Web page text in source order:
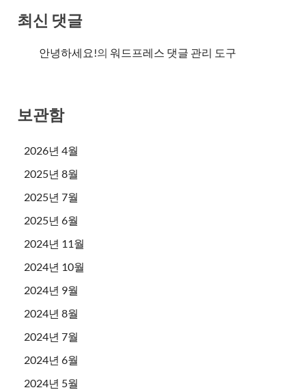
최신 댓글
안녕하세요!의 워드프레스 댓글 관리 도구
보관함
2026년 4월
2025년 8월
2025년 7월
2025년 6월
2024년 11월
2024년 10월
2024년 9월
2024년 8월
2024년 7월
2024년 6월
2024년 5월